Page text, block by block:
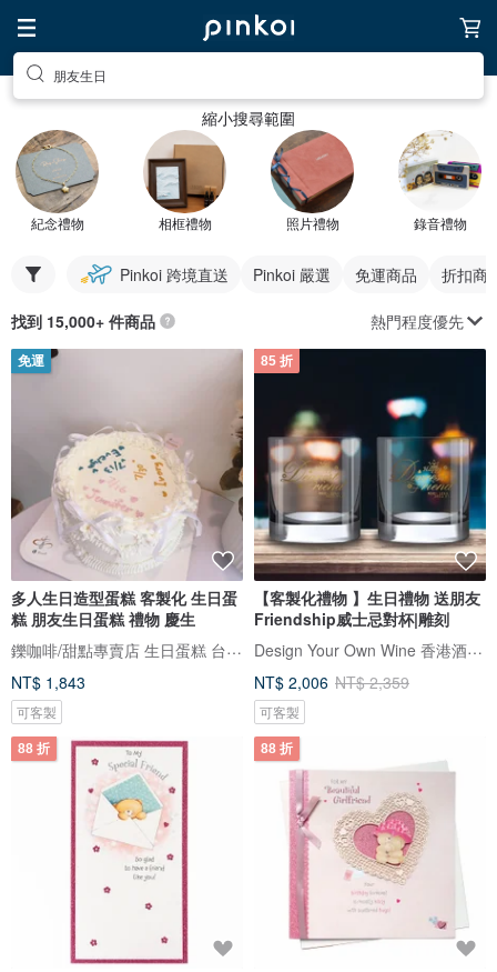
朋友生日
縮小搜尋範圍
紀念禮物 相框禮物 照片禮物 錄音禮物
Pinkoi 跨境直送 Pinkoi 嚴選 免運商品 折扣商
找到 15,000+ 件商品 熱門程度優先
免運
多人生日造型蛋糕 客製化 生日蛋
糕 朋友生日蛋糕 禮物 慶生
鑠咖啡/甜點專賣店 生日蛋糕 台北 中山/松山 咖啡課程教學 客製化蛋糕
NT$ 1,843
可客製
85 折
【客製化禮物 】生日禮物 送朋友
Friendship威士忌對杯|雕刻
Design Your Own Wine 香港酒瓶雕刻禮品專門店
NT$ 2,006 NT$ 2,359
可客製
88 折 88 折